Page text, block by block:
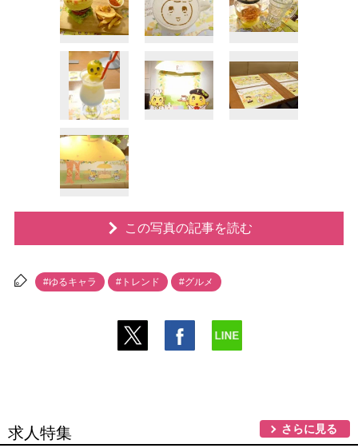
この写真の記事を読む
#ゆるキャラ #トレンド #グルメ
求人特集 さらに見る